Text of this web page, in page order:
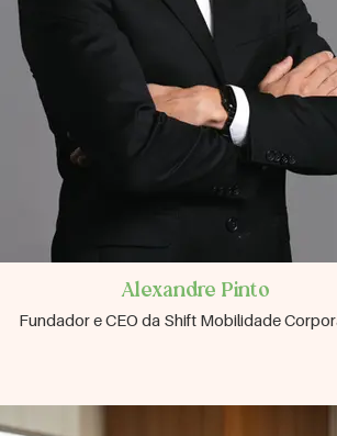
Alexandre Pinto
Fundador e CEO da Shift Mobilidade